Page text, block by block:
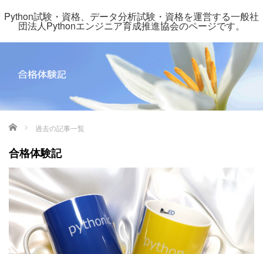
Python試験・資格、データ分析試験・資格を運営する一般社
団法人Pythonエンジニア育成推進協会のページです。
ホーム 過去の記事一覧
合格体験記